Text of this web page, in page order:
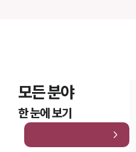
모든 분야
한 눈에 보기